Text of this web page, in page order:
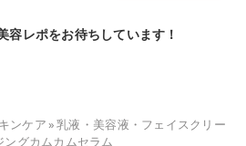
容レポをお待ちしています！
ンケア»乳液・美容液・フェイスクリー
ングカムカムセラム